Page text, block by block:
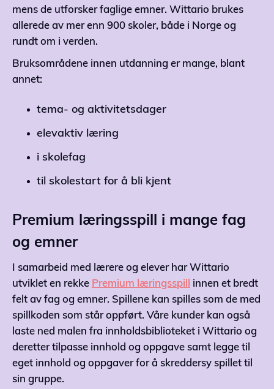
mens de utforsker faglige emner. Wittario brukes
allerede av mer enn 900 skoler, både i Norge og
rundt om i verden.
Bruksområdene innen utdanning er mange, blant
annet:
tema- og aktivitetsdager
elevaktiv læring
i skolefag
til skolestart for å bli kjent
Premium læringsspill i mange fag
og emner
I samarbeid med lærere og elever har Wittario
utviklet en rekke Premium læringsspill
innen et bredt
felt av fag og emner. Spillene kan spilles som de med
spillkoden som står oppført. Våre kunder kan også
laste ned malen fra innholdsbiblioteket i Wittario og
deretter tilpasse innhold og oppgave samt legge til
eget innhold og oppgaver for å skreddersy spillet til
sin gruppe.